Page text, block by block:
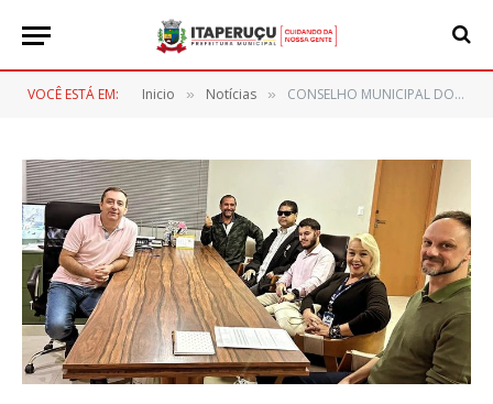
VOCÊ ESTÁ EM: Inicio » Notícias » CONSELHO MUNICIPAL DOS DIREITOS DA PESSOA COM DEFICIÊNCIA PROMOVE ENCONTRO PARA DISCUTIR SOBRE MELHORIAS NO SEGMENTO